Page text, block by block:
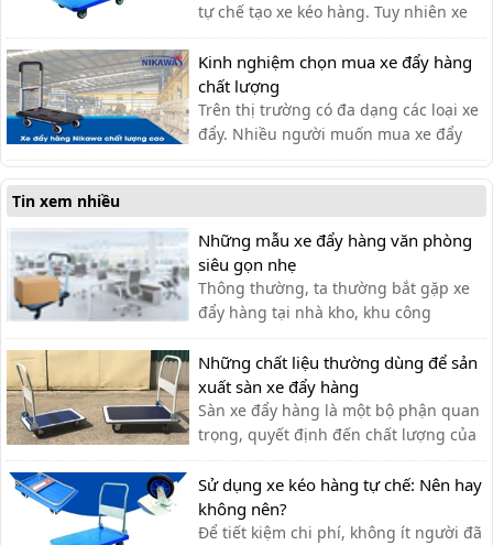
tự chế tạo xe kéo hàng. Tuy nhiên xe
kéo hàng tự chế có ưu nhược điểm gì,
có nên dùng hay không?
Kinh nghiệm chọn mua xe đẩy hàng
chất lượng
Trên thị trường có đa dạng các loại xe
đẩy. Nhiều người muốn mua xe đẩy
hàng nhưng băn khoăn không biết
nên lựa chọn xe đẩy hàng chất lượng
Tin xem nhiều
Những mẫu xe đẩy hàng văn phòng
siêu gọn nhẹ
Thông thường, ta thường bắt gặp xe
đẩy hàng tại nhà kho, khu công
nghiệp, siêu thị,… với lượng hàng hóa
cần di chuyển lớn. Tuy nhiên, xe đẩy
hàng cũng có thể được sử dụng tạo
văn phòng cho nhiều công việc khác
nhau như: chở tài liệu, chở bình n...
Những chất liệu thường dùng để sản
xuất sàn xe đẩy hàng
Sàn xe đẩy hàng là một bộ phận quan
trọng, quyết định đến chất lượng của
xe đẩy. Lựa chọn chất liệu phù hợp
giúp bạn có được chiếc xe đẩy hàng
ưng ý.
Sử dụng xe kéo hàng tự chế: Nên hay
không nên?
Để tiết kiệm chi phí, không ít người đã